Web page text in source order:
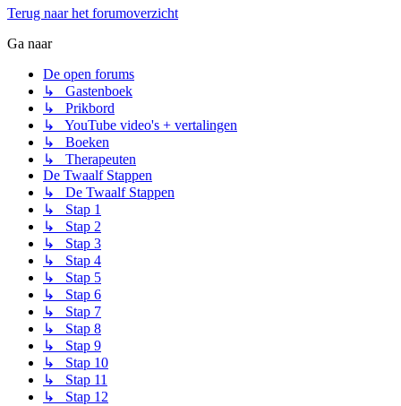
Terug naar het forumoverzicht
Ga naar
De open forums
↳ Gastenboek
↳ Prikbord
↳ YouTube video's + vertalingen
↳ Boeken
↳ Therapeuten
De Twaalf Stappen
↳ De Twaalf Stappen
↳ Stap 1
↳ Stap 2
↳ Stap 3
↳ Stap 4
↳ Stap 5
↳ Stap 6
↳ Stap 7
↳ Stap 8
↳ Stap 9
↳ Stap 10
↳ Stap 11
↳ Stap 12